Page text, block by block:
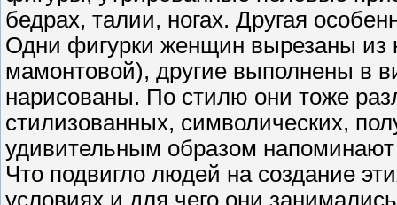
бедрах, талии, ногах. Другая
Одни фигурки женщин вырезаны из
мамонтовой), другие выполнены в
нарисованы. По стилю они тоже
стилизованных, символических,
удивительным образом напоминают
Что подвигло людей на создание
условиях и для чего они